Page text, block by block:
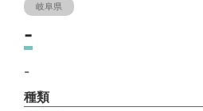
岐阜県
-
-
種類